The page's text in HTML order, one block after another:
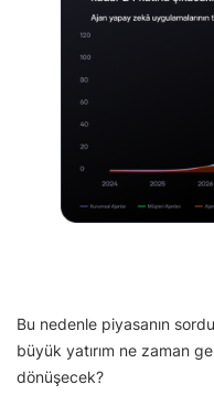
Bu nedenle piyasanın
büyük yatırım ne zaman
dönüşecek?